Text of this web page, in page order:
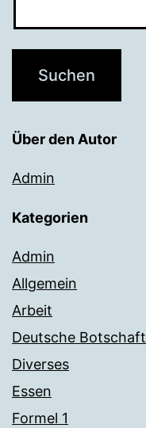
Über den Autor
Admin
Kategorien
Admin
Allgemein
Arbeit
Deutsche Botschaft
Diverses
Essen
Formel 1